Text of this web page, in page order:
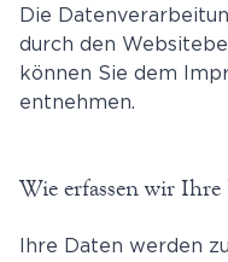
Die
durch den
können Sie dem
entnehmen.
Wie erfassen wir Ihre
Ihre Daten werden